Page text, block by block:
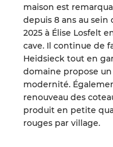
maison est
depuis 8 ans au sein
2025 à Élise Losfelt
cave. Il continue de
Heidsieck tout en
domaine propose
modernité.
renouveau des
produit en petite
rouges par village.